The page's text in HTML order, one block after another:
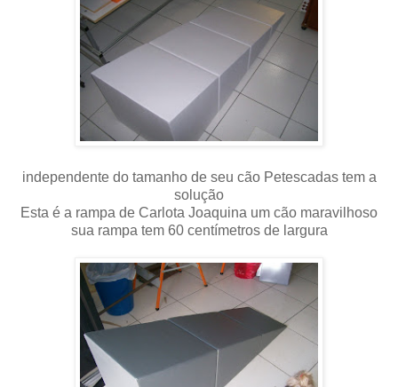
independente do tamanho de seu cão Petescadas tem a
solução
Esta é a rampa de Carlota Joaquina um cão maravilhoso
sua rampa tem 60 centímetros de largura